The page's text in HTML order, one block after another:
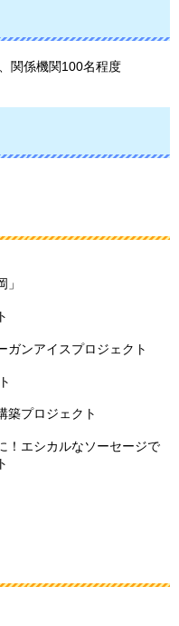
関係機関100名程度
ガンアイスプロジェクト
築プロジェクト
！エシカルなソーセージで